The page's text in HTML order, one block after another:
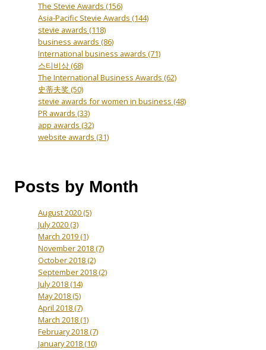
The Stevie Awards (156)
Asia-Pacific Stevie Awards (144)
stevie awards (118)
business awards (86)
International business awards (71)
스티비상(68)
The International Business Awards (62)
史蒂夫奖 (50)
stevie awards for women in business (48)
PR awards (33)
app awards (32)
website awards (31)
Posts by Month
August 2020(5)
July 2020(3)
March 2019(1)
November 2018(7)
October 2018(2)
September 2018(2)
July 2018(14)
May 2018(5)
April 2018(7)
March 2018(1)
February 2018(7)
January 2018(10)